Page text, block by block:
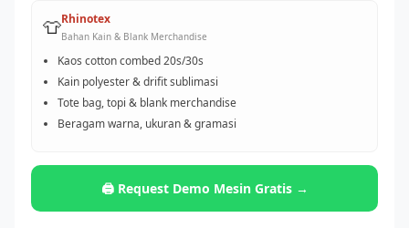
👕Rhinotex
Bahan Kain & Blank Merchandise
Kaos cotton combed 20s/30s
Kain polyester & drifit sublimasi
Tote bag, topi & blank merchandise
Beragam warna, ukuran & gramasi
🖨️ Request Demo Mesin Gratis →